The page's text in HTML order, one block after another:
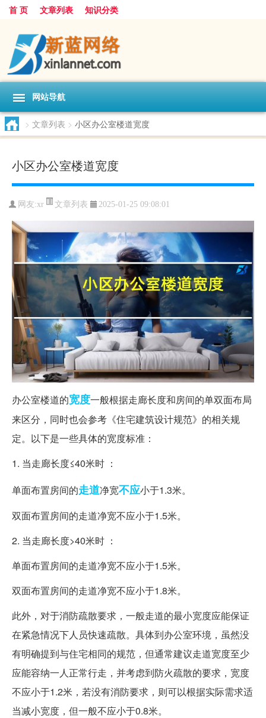
首 页 文章列表 知识分类
网站导航
> 文章列表 > 小区办公室楼道宽度
小区办公室楼道宽度
网友:xr 文章列表 2025-01-25 09:08:01
办公室楼道的宽度一般根据走廊长度和房间的单双面布局
来区分，同时也会参考《住宅建筑设计规范》的相关规
定。以下是一些具体的宽度标准：
1. 当走廊长度≤40米时 ：
单面布置房间的走道净宽不应小于1.3米。
双面布置房间的走道净宽不应小于1.5米。
2. 当走廊长度>40米时 ：
单面布置房间的走道净宽不应小于1.5米。
双面布置房间的走道净宽不应小于1.8米。
此外，对于消防疏散要求，一般走道的最小宽度应能保证
在紧急情况下人员快速疏散。具体到办公室环境，虽然没
有明确提到与住宅相同的规范，但通常建议走道宽度至少
应能容纳一人正常行走，并考虑到防火疏散的要求，宽度
不应小于1.2米，若没有消防要求，则可以根据实际需求适
当减小宽度，但一般不应小于0.8米。